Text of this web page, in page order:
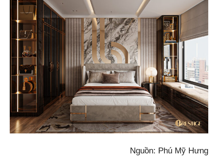
Nguồn: Phú Mỹ Hưng